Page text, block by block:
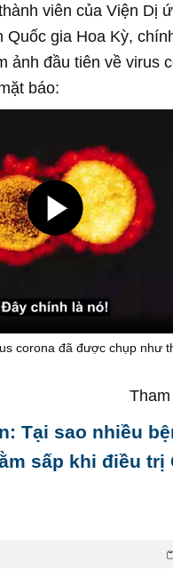
viên của Viện Dị
Quốc gia Hoa Kỳ,
ảnh đầu tiên về virus
báo:
corona đã được chụp như
Tại sao nhiều
sấp khi điều trị